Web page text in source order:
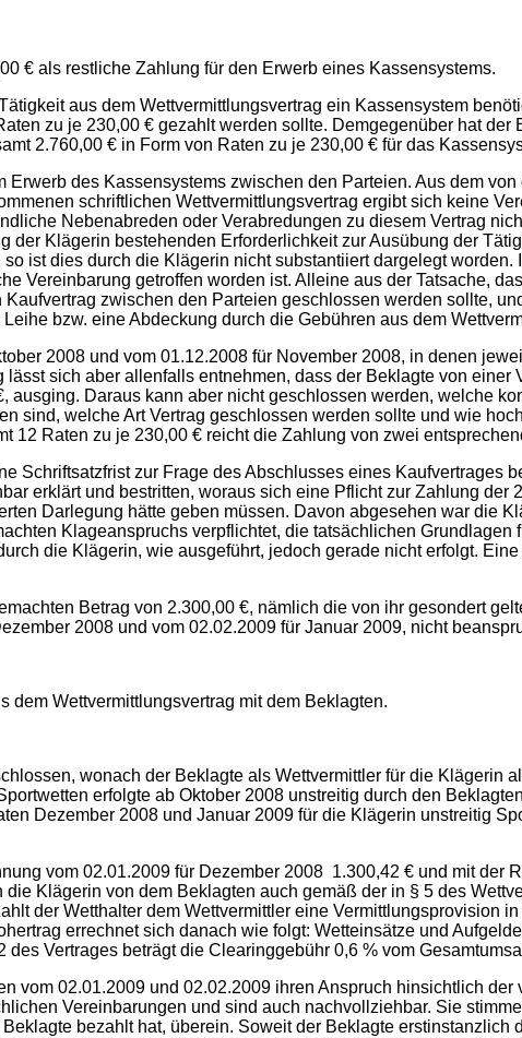
€ als restliche Zahlung für den Erwerb eines Kassensystems.
aus dem Wettvermittlungsvertrag ein Kassensystem
zu je 230,00 € gezahlt werden sollte. Demgegenüber hat der
2.760,00 € in Form von Raten zu je 230,00 € für das
des Kassensystems zwischen den Parteien. Aus dem
schriftlichen Wettvermittlungsvertrag ergibt sich keine
Nebenabreden oder Verabredungen zu diesem Vertrag
Klägerin bestehenden Erforderlichkeit zur Ausübung der
ist dies durch die Klägerin nicht substantiiert dargelegt worden.
Vereinbarung getroffen worden ist. Alleine aus der Tatsache,
zwischen den Parteien geschlossen werden sollte,
bzw. eine Abdeckung durch die Gebühren aus dem
2008 und vom 01.12.2008 für November 2008, in denen
sich aber allenfalls entnehmen, dass der Beklagte von einer
Daraus kann aber nicht geschlossen werden, welche
sind, welche Art Vertrag geschlossen werden sollte und wie
Raten zu je 230,00 € reicht die Zahlung von zwei
Schriftsatzfrist zur Frage des Abschlusses eines Kaufvertrages
erklärt und bestritten, woraus sich eine Pflicht zur Zahlung der
Darlegung hätte geben müssen. Davon abgesehen war die
Klageanspruchs verpflichtet, die tatsächlichen Grundlagen
die Klägerin, wie ausgeführt, jedoch gerade nicht erfolgt.
Betrag von 2.300,00 €, nämlich die von ihr gesondert
2008 und vom 02.02.2009 für Januar 2009, nicht
dem Wettvermittlungsvertrag mit dem Beklagten.
wonach der Beklagte als Wettvermittler für die Klägerin
erfolgte ab Oktober 2008 unstreitig durch den
Dezember 2008 und Januar 2009 für die Klägerin unstreitig
vom 02.01.2009 für Dezember 2008 1.300,42 € und mit der
Klägerin von dem Beklagten auch gemäß der in § 5 des
der Wetthalter dem Wettvermittler eine Vermittlungsprovision
errechnet sich danach wie folgt: Wetteinsätze und
Vertrages beträgt die Clearinggebühr 0,6 % vom
vom 02.01.2009 und 02.02.2009 ihren Anspruch hinsichtlich der
Vereinbarungen und sind auch nachvollziehbar. Sie
bezahlt hat, überein. Soweit der Beklagte erstinstanzlich